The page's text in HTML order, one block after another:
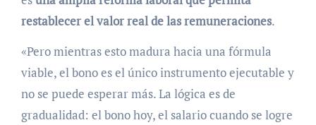
restablecer el valor real de las remuneraciones.
«Pero mientras esto madura hacia una fórmula
viable, el bono es el único instrumento ejecutable y
no se puede esperar más. La lógica es de
gradualidad: el bono hoy, el salario cuando se logre